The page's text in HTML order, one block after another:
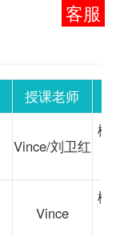
授课老师
Vince/刘卫红
概
Vince
概
咨询